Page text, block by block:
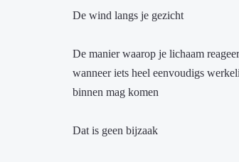
De wind langs je gezicht
De manier waarop je lichaam
wanneer iets heel eenvoudigs
binnen mag komen
Dat is geen bijzaak